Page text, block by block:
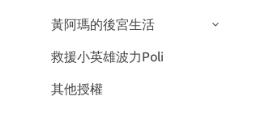
黃阿瑪的後宮生活
救援小英雄波力Poli
其他授權